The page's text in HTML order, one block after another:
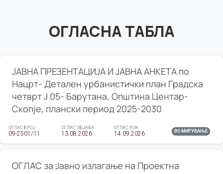
ОГЛАСНА ТАБЛА
ЈАВНА ПРЕЗЕНТАЦИЈА И ЈАВНА АНКЕТА по
Нацрт- Детален урбанистички план Градска
четврт Ј 05- Барутана, Општина Центар-
Скопје, плански период 2025-2030
ОГЛАС БРОЈ
09-2501/11
ОГЛАС ОБЈАВА
13.08.2026
ОГЛАС РОК
14.09.2026 ВО МИРУВАЊЕ
ОГЛАС за Јавно излагање на Проектна